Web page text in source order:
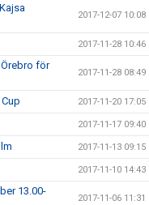
2017-12-07 10:08
2017-11-28 10:46
för
2017-11-28 08:49
2017-11-20 17:05
2017-11-17 09:40
2017-11-13 09:15
2017-11-10 14:43
13.00-
2017-11-06 11:31